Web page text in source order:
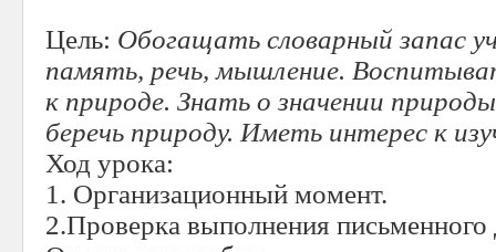
Цель: Обогащать словарный запас
память, речь, мышление.
к природе. Знать о значении
беречь природу. Иметь интерес к
Ход урока:
1. Организационный момент.
2.Проверка выполнения